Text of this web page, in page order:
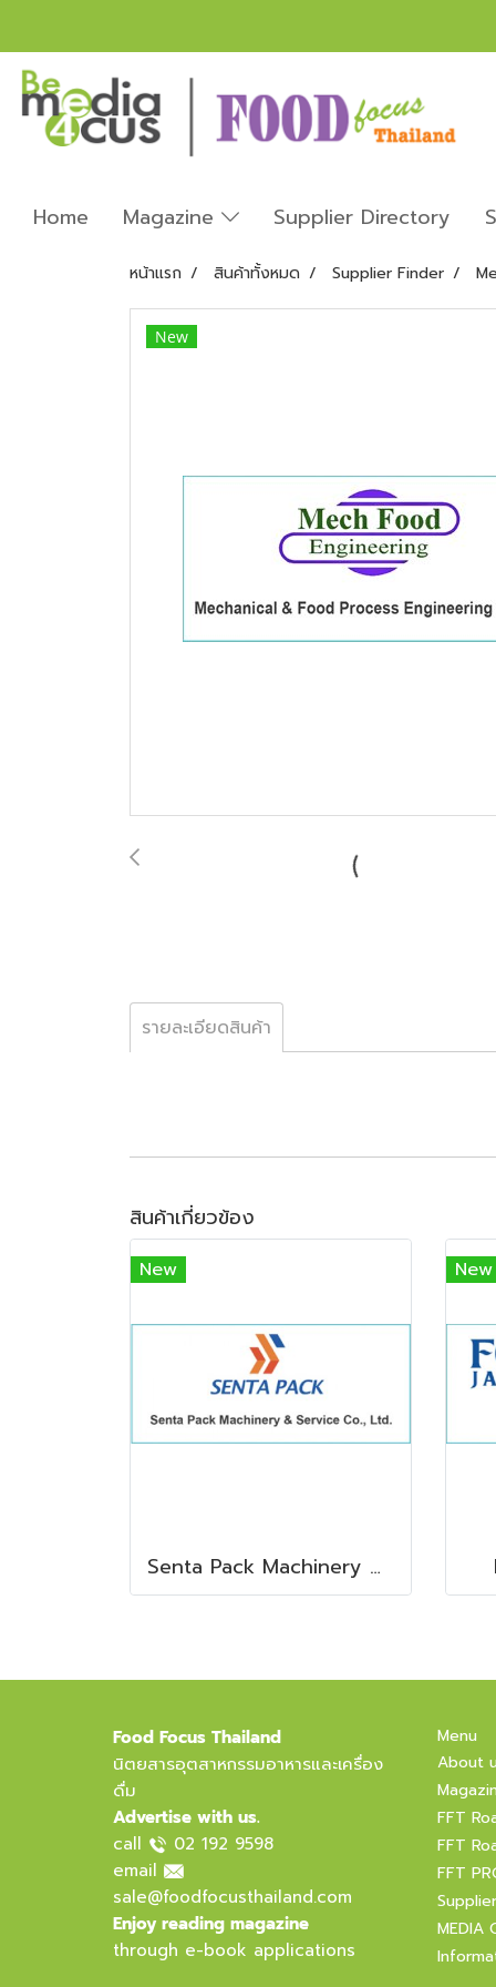
Home Magazine Supplier Directory
หน้าแรก สินค้าทั้งหมด Supplier Finder
New
รายละเอียดสินค้า
สินค้าเกี่ยวข้อง
New
Senta Pack Machinery & Service Co., Ltd.
New
Food Focus Thailand
นิตยสารอุตสาหกรรมอาหารและเครื่อง
ดื่ม
Advertise with us.
call
02 192 9598
email
sale@foodfocusthailand.com
Enjoy reading magazine
through e-book applications
Menu
About
FFT
FFT
FFT
MEDIA